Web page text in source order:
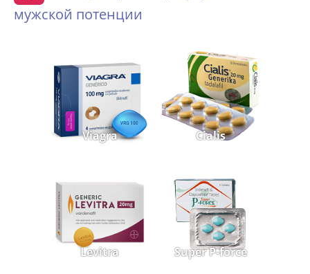
мужской потенции
Viagra Cialis
Levitra Super P-force